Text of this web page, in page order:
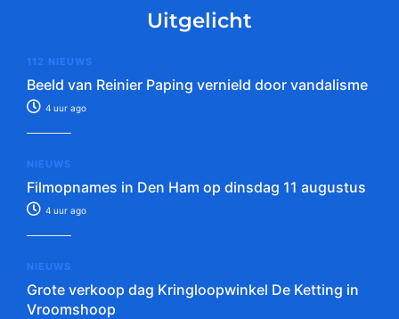
Uitgelicht
112 NIEUWS
Beeld van Reinier Paping vernield door vandalisme
4 uur ago
NIEUWS
Filmopnames in Den Ham op dinsdag 11 augustus
4 uur ago
NIEUWS
Grote verkoop dag Kringloopwinkel De Ketting in
Vroomshoop